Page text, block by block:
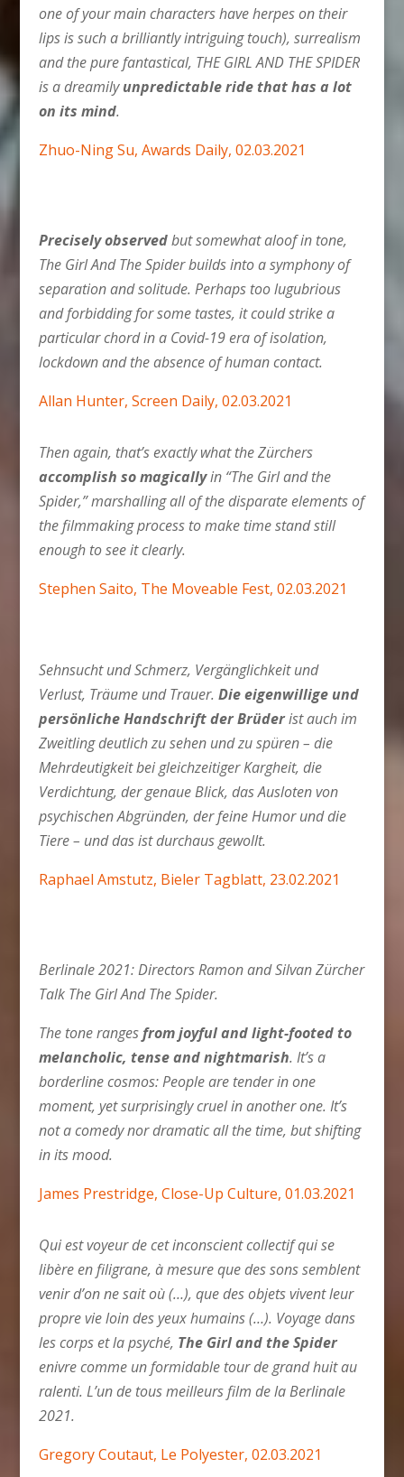
one of your main characters have herpes on their
lips is such a brilliantly intriguing touch), surrealism
and the pure fantastical, THE GIRL AND THE SPIDER
is a dreamilyunpredictable ride that has a lot
on its mind.
Zhuo-Ning Su, Awards Daily, 02.03.2021
Precisely observedbut somewhat aloof in tone,
The Girl And The Spider builds into a symphony of
separation and solitude. Perhaps too lugubrious
and forbidding for some tastes, it could strike a
particular chord in a Covid-19 era of isolation,
lockdown and the absence of human contact.
Allan Hunter, Screen Daily, 02.03.2021
Then again, that’s exactly what the Zürchers
accomplish so magicallyin “The Girl and the
Spider,” marshalling all of the disparate elements of
the filmmaking process to make time stand still
enough to see it clearly.
Stephen Saito, The Moveable Fest, 02.03.2021
Sehnsucht und Schmerz, Vergänglichkeit und
Verlust, Träume und Trauer. Die eigenwillige und
persönliche Handschrift der Brüderist auch im
Zweitling deutlich zu sehen und zu spüren – die
Mehrdeutigkeit bei gleichzeitiger Kargheit, die
Verdichtung, der genaue Blick, das Ausloten von
psychischen Abgründen, der feine Humor und die
Tiere – und das ist durchaus gewollt.
Raphael Amstutz, Bieler Tagblatt, 23.02.2021
Berlinale 2021: Directors Ramon and Silvan Zürcher
Talk The Girl And The Spider.
The tone rangesfrom joyful and light-footed to
melancholic, tense and nightmarish. It’s a
borderline cosmos: People are tender in one
moment, yet surprisingly cruel in another one. It’s
not a comedy nor dramatic all the time, but shifting
in its mood.
James Prestridge, Close-Up Culture, 01.03.2021
Qui est voyeur de cet inconscient collectif qui se
libère en filigrane, à mesure que des sons semblent
venir d’on ne sait où (…), que des objets vivent leur
propre vie loin des yeux humains (…). Voyage dans
les corps et la psyché, The Girl and the Spider
enivre comme un formidable tour de grand huit au
ralenti. L’un de tous meilleurs film de la Berlinale
2021.
Gregory Coutaut, Le Polyester, 02.03.2021